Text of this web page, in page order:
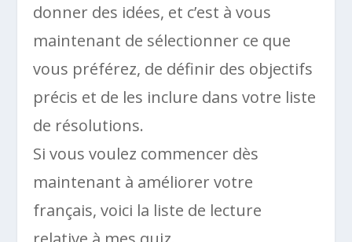
donner des idées, et c’est à vous
maintenant de sélectionner ce que
vous préférez, de définir des objectifs
précis et de les inclure dans votre liste
de résolutions.
Si vous voulez commencer dès
maintenant à améliorer votre
français, voici la liste de lecture